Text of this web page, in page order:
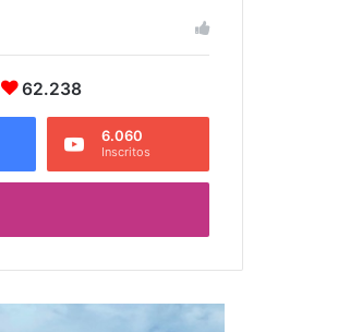
62.238
6.060
Inscritos